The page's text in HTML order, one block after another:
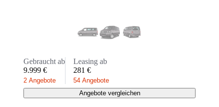
Gebraucht ab
9.999 €
2 Angebote
Leasing ab
281 €
54 Angebote
Angebote vergleichen